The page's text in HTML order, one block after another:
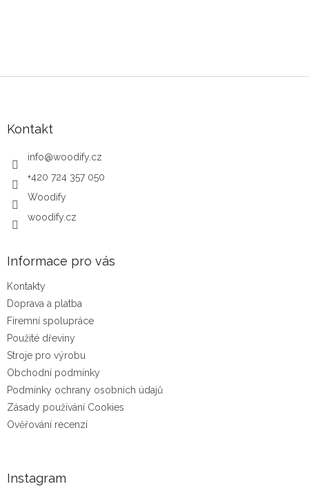
Kontakt
info@woodify.cz
+420 724 357 050
Woodify
woodify.cz
Informace pro vás
Kontakty
Doprava a platba
Firemní spolupráce
Použité dřeviny
Stroje pro výrobu
Obchodní podmínky
Podmínky ochrany osobních údajů
Zásady používání Cookies
Ověřování recenzí
Instagram